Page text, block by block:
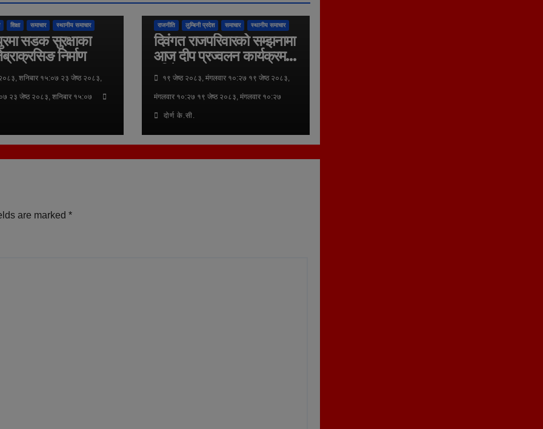
शिक्षा समाचार स्थानीय समाचार
सडक सुरक्षाका
निर्माण
शनिबार १५:०७ २३ जेष्ठ २०८३,
२३ जेष्ठ २०८३, शनिबार १५:०७
राजनीति लुम्बिनी प्रदेश समाचार स्थानीय समाचार
दिवंगत राजपरिवारको सम्झनामा
आज दीप प्रज्वलन कार्यक्रम
गरिने
१९ जेष्ठ २०८३, मंगलवार १०:२७ १९ जेष्ठ २०८३,
मंगलवार १०:२७ १९ जेष्ठ २०८३, मंगलवार १०:२७
दोर्ण के.सी.
are marked *